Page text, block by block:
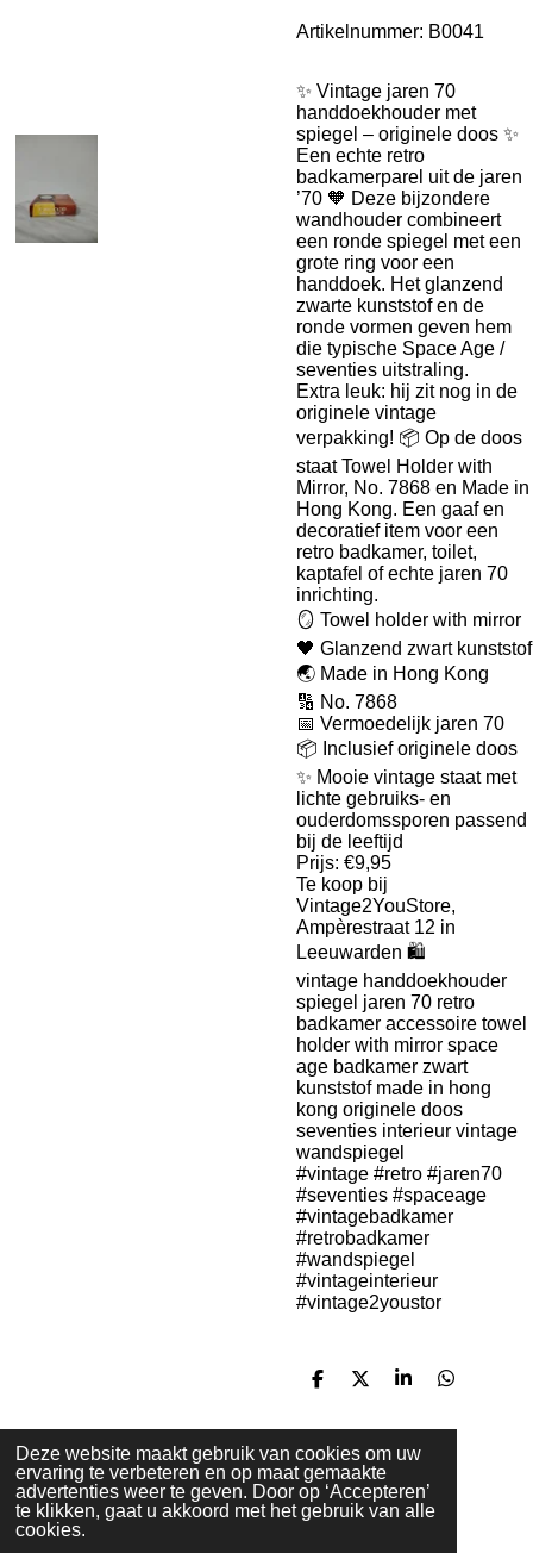
Deze website maakt gebruik van cookies om uw
ervaring te verbeteren en op maat gemaakte
advertenties weer te geven. Door op ‘Accepteren’
te klikken, gaat u akkoord met het gebruik van alle
cookies.
Artikelnummer: B0041
✨ Vintage jaren 70
handdoekhouder met
spiegel – originele doos ✨
Een echte retro
badkamerparel uit de jaren
’70 🧡 Deze bijzondere
wandhouder combineert
een ronde spiegel met een
grote ring voor een
handdoek. Het glanzend
zwarte kunststof en de
ronde vormen geven hem
die typische Space Age /
seventies uitstraling.
Extra leuk: hij zit nog in de
originele vintage
verpakking! 📦 Op de doos
staat Towel Holder with
Mirror, No. 7868 en Made in
Hong Kong. Een gaaf en
decoratief item voor een
retro badkamer, toilet,
kaptafel of echte jaren 70
inrichting.
🪞 Towel holder with mirror
🖤 Glanzend zwart kunststof
🌏 Made in Hong Kong
🔢 No. 7868
📅 Vermoedelijk jaren 70
📦 Inclusief originele doos
✨ Mooie vintage staat met
lichte gebruiks- en
ouderdomssporen passend
bij de leeftijd
Prijs: €9,95
Te koop bij
Vintage2YouStore,
Ampèrestraat 12 in
Leeuwarden 🛍️
vintage handdoekhouder
spiegel jaren 70 retro
badkamer accessoire towel
holder with mirror space
age badkamer zwart
kunststof made in hong
kong originele doos
seventies interieur vintage
wandspiegel
#vintage #retro #jaren70
#seventies #spaceage
#vintagebadkamer
#retrobadkamer
#wandspiegel
#vintageinterieur
#vintage2youstor
D
n
D
S
e
D
KVK nummer: 91275792
BTW nummer: NL865601963B01
© 2024 - 2026 Vintage2youstore
Powered by